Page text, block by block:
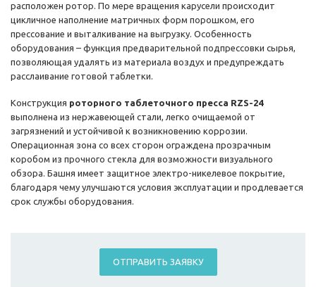
расположен ротор. По мере вращения карусели происходит
цикличное наполнение матричных форм порошком, его
прессование и выталкивание на выгрузку. Особенность
оборудования – функция предварительной подпрессовки сырья,
позволяющая удалять из материала воздух и предупреждать
расслаивание готовой таблетки.
Конструкция роторного таблеточного пресса RZS-24
выполнена из нержавеющей стали, легко очищаемой от
загрязнений и устойчивой к возникновению коррозии.
Операционная зона со всех сторон ограждена прозрачным
коробом из прочного стекла для возможности визуального
обзора. Башня имеет защитное электро-никелевое покрытие,
благодаря чему улучшаются условия эксплуатации и продлевается
срок службы оборудования.
ОТПРАВИТЬ ЗАЯВКУ